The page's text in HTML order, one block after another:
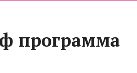
программа